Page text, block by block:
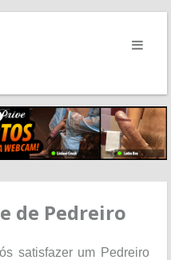
de Pedreiro
satisfazer um Pedreiro